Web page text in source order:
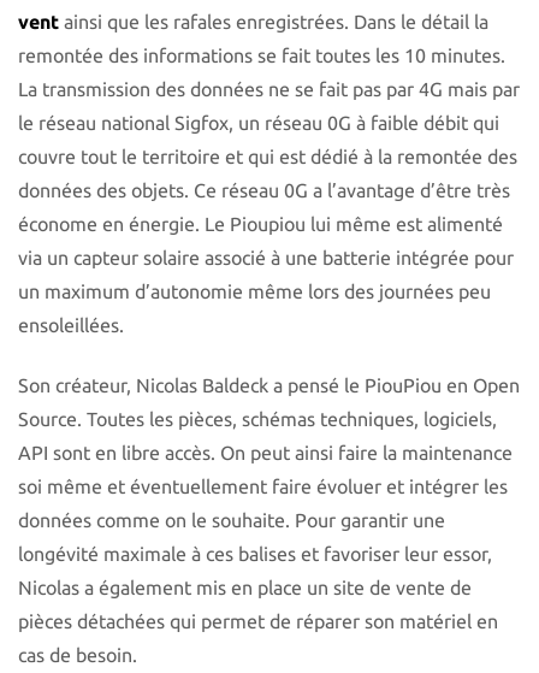
vent ainsi que les rafales enregistrées. Dans le détail la
remontée des informations se fait toutes les 10 minutes.
La transmission des données ne se fait pas par 4G mais par
le réseau national Sigfox, un réseau 0G à faible débit qui
couvre tout le territoire et qui est dédié à la remontée des
données des objets. Ce réseau 0G a l’avantage d’être très
économe en énergie. Le Pioupiou lui même est alimenté
via un capteur solaire associé à une batterie intégrée pour
un maximum d’autonomie même lors des journées peu
ensoleillées.
Son créateur, Nicolas Baldeck a pensé le PiouPiou en Open
Source. Toutes les pièces, schémas techniques, logiciels,
API sont en libre accès. On peut ainsi faire la maintenance
soi même et éventuellement faire évoluer et intégrer les
données comme on le souhaite. Pour garantir une
longévité maximale à ces balises et favoriser leur essor,
Nicolas a également mis en place un site de vente de
pièces détachées qui permet de réparer son matériel en
cas de besoin.